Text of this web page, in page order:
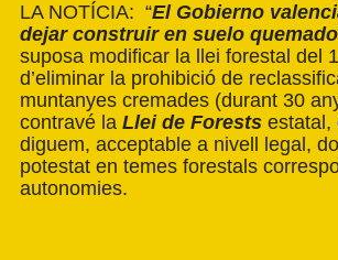
LA NOTÍCIA: “El Gobierno
dejar construir en suelo quemado
suposa modificar la llei forestal del
d’eliminar la prohibició de
muntanyes cremades (durant 30
contravé la Llei de Forests estatal,
diguem, acceptable a nivell legal,
potestat en temes forestals
autonomies.